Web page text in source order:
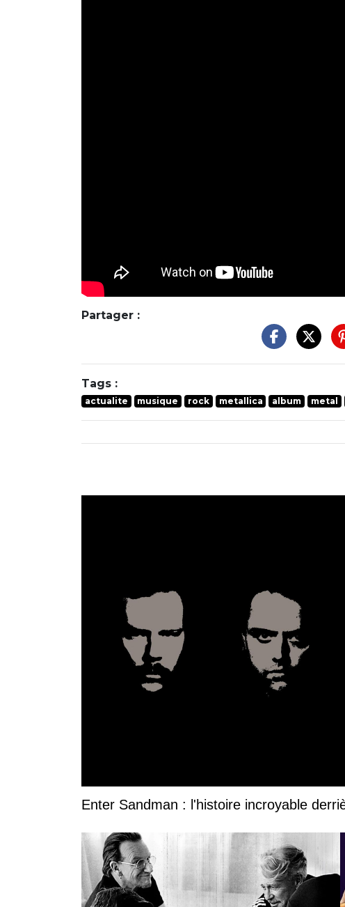
Partager :
Tags :
actualite musique rock metallica album metal
Enter Sandman : l'histoire incroyable